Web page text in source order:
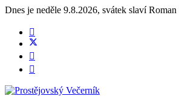
Dnes je neděle 9.8.2026, svátek slavíRoman